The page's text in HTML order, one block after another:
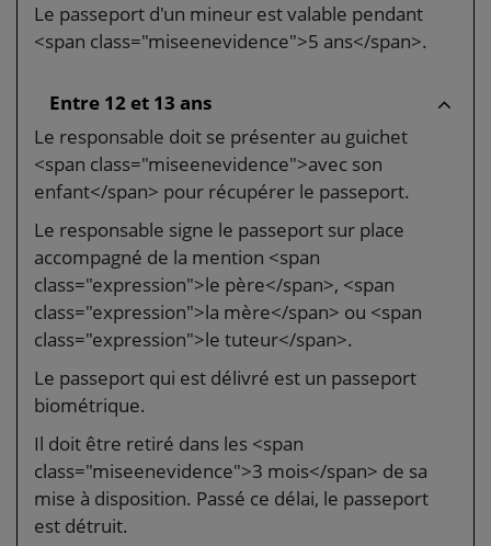
Le passeport d'un mineur est valable pendant
<span class="miseenevidence">5 ans</span>.
Entre 12 et 13 ans
Le responsable doit se présenter au guichet
<span class="miseenevidence">avec son
enfant</span> pour récupérer le passeport.
Le responsable signe le passeport sur place
accompagné de la mention <span
class="expression">le père</span>, <span
class="expression">la mère</span> ou <span
class="expression">le tuteur</span>.
Le passeport qui est délivré est un passeport
biométrique.
Il doit être retiré dans les <span
class="miseenevidence">3 mois</span> de sa
mise à disposition. Passé ce délai, le passeport
est détruit.